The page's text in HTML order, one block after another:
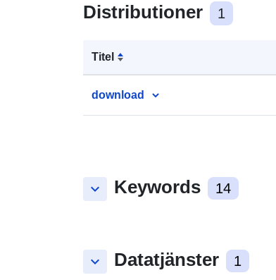
Distributioner 1
Titel
download
keyboard_arrow_down Keywords 14
keyboard_arrow_down Datatjänster 1